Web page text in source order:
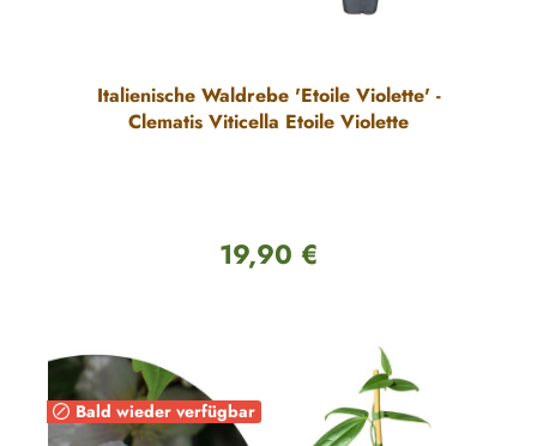
Italienische Waldrebe 'Etoile Violette' -
Clematis Viticella Etoile Violette
Regulärer Preis:
19,90 €
Bald wieder verfügbar